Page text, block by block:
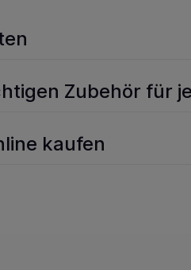
Zubehör für
kaufen